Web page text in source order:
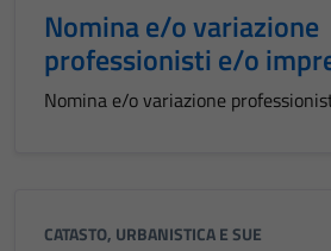
Nomina e/o variazione
professionisti e/o
Nomina e/o variazione
CATASTO, URBANISTICA E SUE